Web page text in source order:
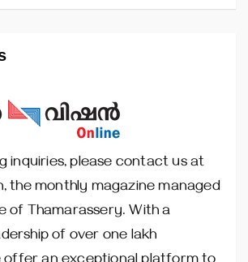
inquiries, please contact us at
the monthly magazine managed
of Thamarassery. With a
of over one lakh